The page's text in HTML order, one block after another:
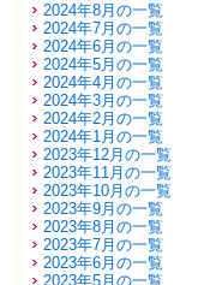
2024年8月の一覧
2024年7月の一覧
2024年6月の一覧
2024年5月の一覧
2024年4月の一覧
2024年3月の一覧
2024年2月の一覧
2024年1月の一覧
2023年12月の一覧
2023年11月の一覧
2023年10月の一覧
2023年9月の一覧
2023年8月の一覧
2023年7月の一覧
2023年6月の一覧
2023年5月の一覧